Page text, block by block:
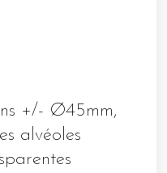
+/- Ø45mm,
alvéoles